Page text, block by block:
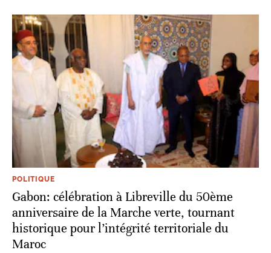
POLITIQUE
Gabon: célébration à Libreville du 50ème
anniversaire de la Marche verte, tournant
historique pour l’intégrité territoriale du
Maroc